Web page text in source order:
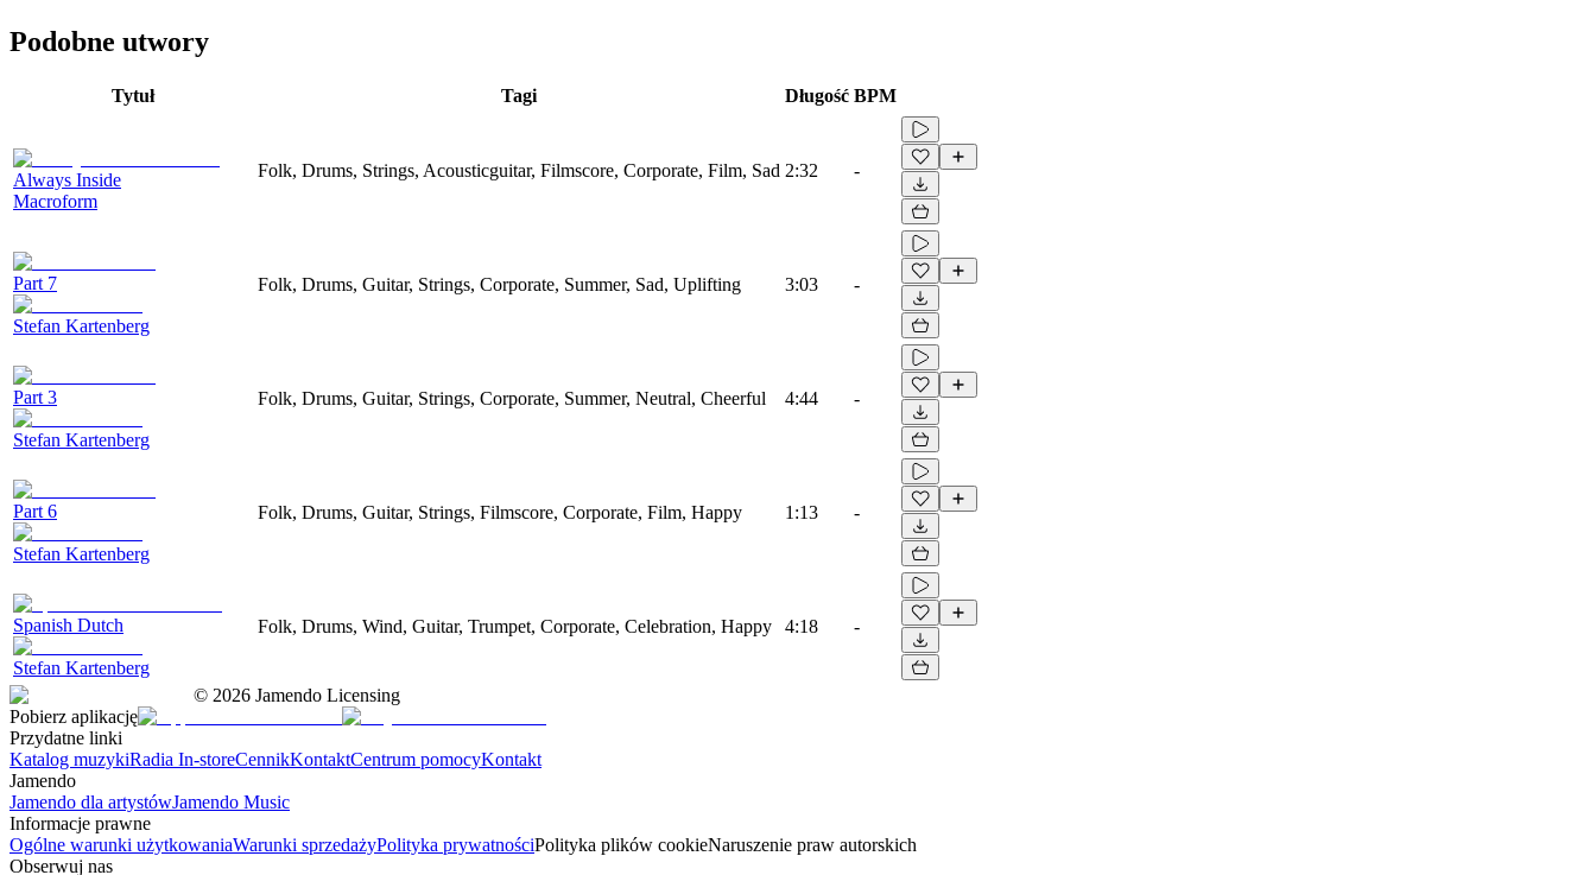
Podobne utwory
Tytuł Tagi Długość BPM
Always Inside
Macroform
Folk, Drums, Strings, Acousticguitar, Filmscore, Corporate, Film, Sad 2:32 -
Part 7
Stefan Kartenberg
Folk, Drums, Guitar, Strings, Corporate, Summer, Sad, Uplifting 3:03 -
Part 3
Stefan Kartenberg
Folk, Drums, Guitar, Strings, Corporate, Summer, Neutral, Cheerful 4:44 -
Part 6
Stefan Kartenberg
Folk, Drums, Guitar, Strings, Filmscore, Corporate, Film, Happy 1:13 -
Spanish Dutch
Stefan Kartenberg
Folk, Drums, Wind, Guitar, Trumpet, Corporate, Celebration, Happy 4:18 -
© 2026 Jamendo Licensing
Pobierz aplikację
Przydatne linki
Katalog muzykiRadia In-storeCennikKontaktCentrum pomocyKontakt
Jamendo
Jamendo dla artystówJamendo Music
Informacje prawne
Ogólne warunki użytkowaniaWarunki sprzedażyPolityka prywatnościPolityka plików cookieNaruszenie praw autorskich
Obserwuj nas